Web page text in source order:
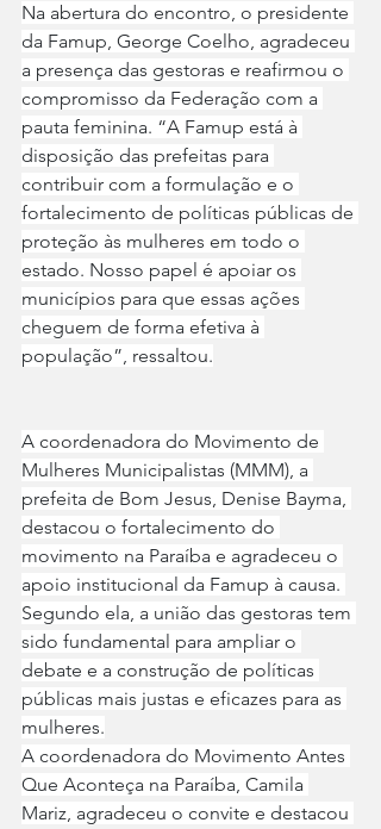
Na abertura do encontro, o presidente
da Famup, George Coelho, agradeceu
a presença das gestoras e reafirmou o
compromisso da Federação com a
pauta feminina. “A Famup está à
disposição das prefeitas para
contribuir com a formulação e o
fortalecimento de políticas públicas de
proteção às mulheres em todo o
estado. Nosso papel é apoiar os
municípios para que essas ações
cheguem de forma efetiva à
população”, ressaltou.
A coordenadora do Movimento de
Mulheres Municipalistas (MMM), a
prefeita de Bom Jesus, Denise Bayma,
destacou o fortalecimento do
movimento na Paraíba e agradeceu o
apoio institucional da Famup à causa.
Segundo ela, a união das gestoras tem
sido fundamental para ampliar o
debate e a construção de políticas
públicas mais justas e eficazes para as
mulheres.
A coordenadora do Movimento Antes
Que Aconteça na Paraíba, Camila
Mariz, agradeceu o convite e destacou